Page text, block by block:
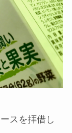
スを拝借し